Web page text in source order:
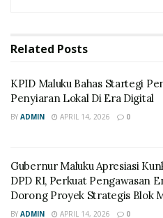
Related Posts
KPID Maluku Bahas Startegi
Penyiaran Lokal Di Era Digital
BY ADMIN APRIL 14, 2026 0
Gubernur Maluku Apresiasi
DPD RI, Perkuat Pengawasan
Dorong Proyek Strategis Blok
BY ADMIN APRIL 14, 2026 0